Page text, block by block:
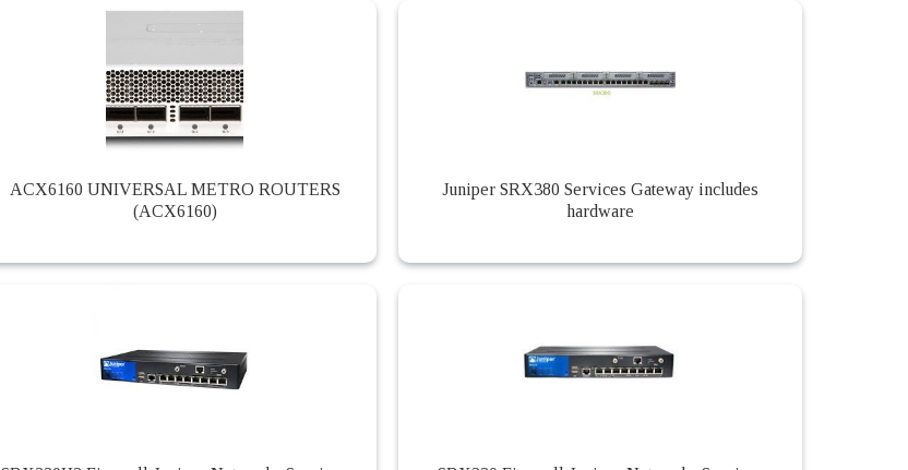
ACX6160 UNIVERSAL METRO ROUTERS
(ACX6160)
Juniper SRX380 Services Gateway includes
hardware